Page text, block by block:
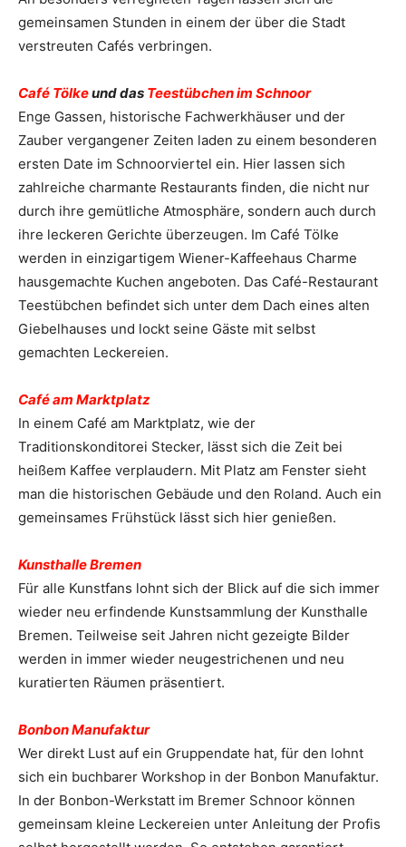
gemeinsamen Stunden in einem der über die Stadt
verstreuten Cafés verbringen.
Café Tölkeund das Teestübchen im Schnoor
Enge Gassen, historische Fachwerkhäuser und der
Zauber vergangener Zeiten laden zu einem besonderen
ersten Date im Schnoorviertel ein. Hier lassen sich
zahlreiche charmante Restaurants finden, die nicht nur
durch ihre gemütliche Atmosphäre, sondern auch durch
ihre leckeren Gerichte überzeugen. Im Café Tölke
werden in einzigartigem Wiener-Kaffeehaus Charme
hausgemachte Kuchen angeboten. Das Café-Restaurant
Teestübchen befindet sich unter dem Dach eines alten
Giebelhauses und lockt seine Gäste mit selbst
gemachten Leckereien.
Café am Marktplatz
In einem Café am Marktplatz, wie der
Traditionskonditorei Stecker, lässt sich die Zeit bei
heißem Kaffee verplaudern. Mit Platz am Fenster sieht
man die historischen Gebäude und den Roland. Auch ein
gemeinsames Frühstück lässt sich hier ge­nießen.
Kunsthalle Bremen
Für alle Kunstfans lohnt sich der Blick auf die sich immer
wieder neu erfindende Kunstsammlung der Kunsthalle
Bremen. Teilweise seit Jahren nicht gezeigte Bilder
werden in immer wieder neugestrichenen und neu
kuratierten Räumen präsentiert.
Bonbon Manufaktur
Wer direkt Lust auf ein Gruppendate hat, für den lohnt
sich ein buchbarer Workshop in der Bonbon Manufaktur.
In der Bonbon-Werkstatt im Bremer Schnoor können
gemeinsam kleine Leckereien unter Anleitung der Profis